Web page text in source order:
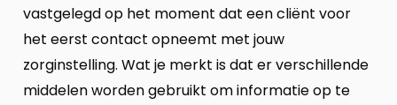
vastgelegd op het moment dat een cliënt voor
het eerst contact opneemt met jouw
zorginstelling. Wat je merkt is dat er verschillende
middelen worden gebruikt om informatie op te